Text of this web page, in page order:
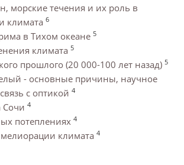
морские течения и их роль в
климата 6
в Тихом океане 5
климата 5
прошлого (20 000-100 лет назад) 5
- основные причины, научное
с оптикой 4
Сочи 4
потеплениях 4
климата 4